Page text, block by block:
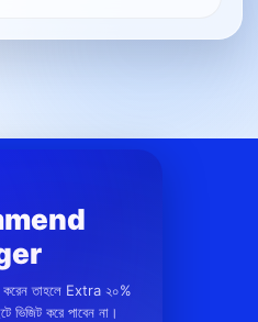
করেন তাহলে Extra ২০%
ভিজিট করে পাবেন না।